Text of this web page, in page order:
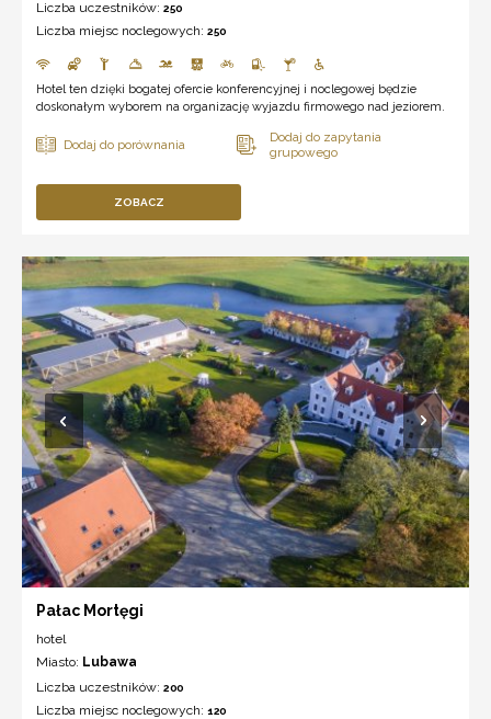
Liczba uczestników: 250
Liczba miejsc noclegowych: 250
Hotel ten dzięki bogatej ofercie konferencyjnej i noclegowej będzie
doskonałym wyborem na organizację wyjazdu firmowego nad jeziorem.
ZOBACZ
Pałac Mortęgi
hotel
Miasto: Lubawa
Liczba uczestników: 200
Liczba miejsc noclegowych: 120